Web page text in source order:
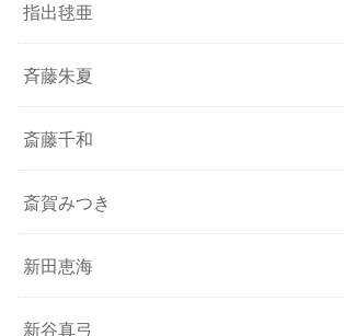
指出毬亜
斉藤朱夏
斎藤千和
斎賀みつき
新田恵海
新谷真弓